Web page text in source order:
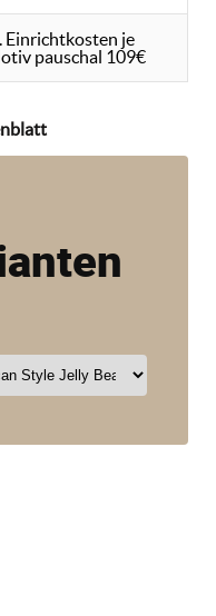
Einrichtkosten je
pauschal 109€